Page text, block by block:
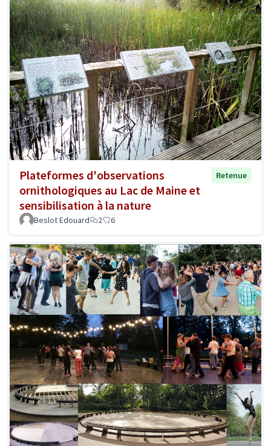
Plateformes d'observations
ornithologiques au Lac de Maine et
sensibilisation à la nature
Retenue
Beslot Edouard 2 6